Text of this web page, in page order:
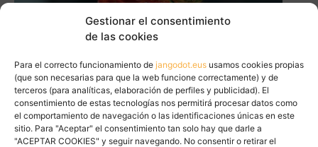
Gestionar el consentimiento
de las cookies
Para el correcto funcionamiento de jangodot.eus usamos cookies propias
(que son necesarias para que la web funcione correctamente) y de
terceros (para analíticas, elaboración de perfiles y publicidad). El
consentimiento de estas tecnologías nos permitirá procesar datos como
el comportamiento de navegación o las identificaciones únicas en este
sitio. Para "Aceptar" el consentimiento tan solo hay que darle a
"ACEPTAR COOKIES" y seguir navegando. No consentir o retirar el